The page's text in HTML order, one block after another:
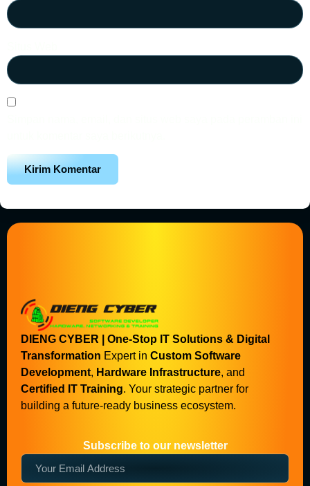
DIENG CYBER | One-Stop IT Solutions & Digital
Transformation Expert in Custom Software
Development, Hardware Infrastructure, and
Certified IT Training. Your strategic partner for
building a future-ready business ecosystem.
Subscribe to our newsletter